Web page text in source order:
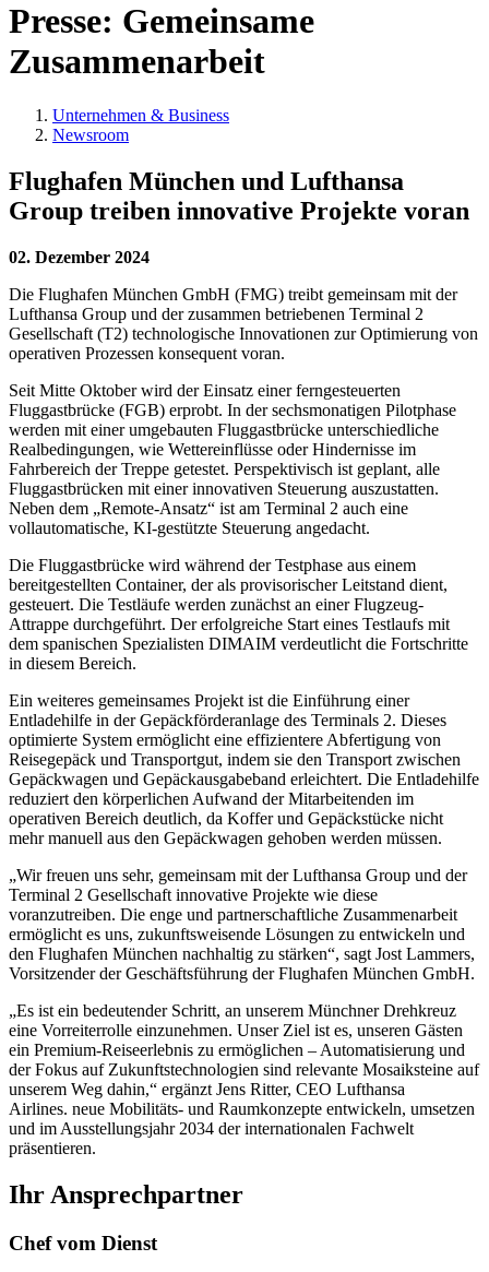
Presse: Gemeinsame
Zusammenarbeit
Unternehmen & Business
Newsroom
Flughafen München und Lufthansa
Group treiben innovative Projekte voran
02. Dezember 2024
Die Flughafen München GmbH (FMG) treibt gemeinsam mit der
Lufthansa Group und der zusammen betriebenen Terminal 2
Gesellschaft (T2) technologische Innovationen zur Optimierung von
operativen Prozessen konsequent voran.
Seit Mitte Oktober wird der Einsatz einer ferngesteuerten
Fluggastbrücke (FGB) erprobt. In der sechsmonatigen Pilotphase
werden mit einer umgebauten Fluggastbrücke unterschiedliche
Realbedingungen, wie Wettereinflüsse oder Hindernisse im
Fahrbereich der Treppe getestet. Perspektivisch ist geplant, alle
Fluggastbrücken mit einer innovativen Steuerung auszustatten.
Neben dem „Remote-Ansatz“ ist am Terminal 2 auch eine
vollautomatische, KI-gestützte Steuerung angedacht.
Die Fluggastbrücke wird während der Testphase aus einem
bereitgestellten Container, der als provisorischer Leitstand dient,
gesteuert. Die Testläufe werden zunächst an einer Flugzeug-
Attrappe durchgeführt. Der erfolgreiche Start eines Testlaufs mit
dem spanischen Spezialisten DIMAIM verdeutlicht die Fortschritte
in diesem Bereich.
Ein weiteres gemeinsames Projekt ist die Einführung einer
Entladehilfe in der Gepäckförderanlage des Terminals 2. Dieses
optimierte System ermöglicht eine effizientere Abfertigung von
Reisegepäck und Transportgut, indem sie den Transport zwischen
Gepäckwagen und Gepäckausgabeband erleichtert. Die Entladehilfe
reduziert den körperlichen Aufwand der Mitarbeitenden im
operativen Bereich deutlich, da Koffer und Gepäckstücke nicht
mehr manuell aus den Gepäckwagen gehoben werden müssen.
„Wir freuen uns sehr, gemeinsam mit der Lufthansa Group und der
Terminal 2 Gesellschaft innovative Projekte wie diese
voranzutreiben. Die enge und partnerschaftliche Zusammenarbeit
ermöglicht es uns, zukunftsweisende Lösungen zu entwickeln und
den Flughafen München nachhaltig zu stärken“, sagt Jost Lammers,
Vorsitzender der Geschäftsführung der Flughafen München GmbH.
„Es ist ein bedeutender Schritt, an unserem Münchner Drehkreuz
eine Vorreiterrolle einzunehmen. Unser Ziel ist es, unseren Gästen
ein Premium-Reiseerlebnis zu ermöglichen – Automatisierung und
der Fokus auf Zukunftstechnologien sind relevante Mosaiksteine auf
unserem Weg dahin,“ ergänzt Jens Ritter, CEO Lufthansa
Airlines. neue Mobilitäts- und Raumkonzepte entwickeln, umsetzen
und im Ausstellungsjahr 2034 der internationalen Fachwelt
präsentieren.
Ihr Ansprechpartner
Chef vom Dienst